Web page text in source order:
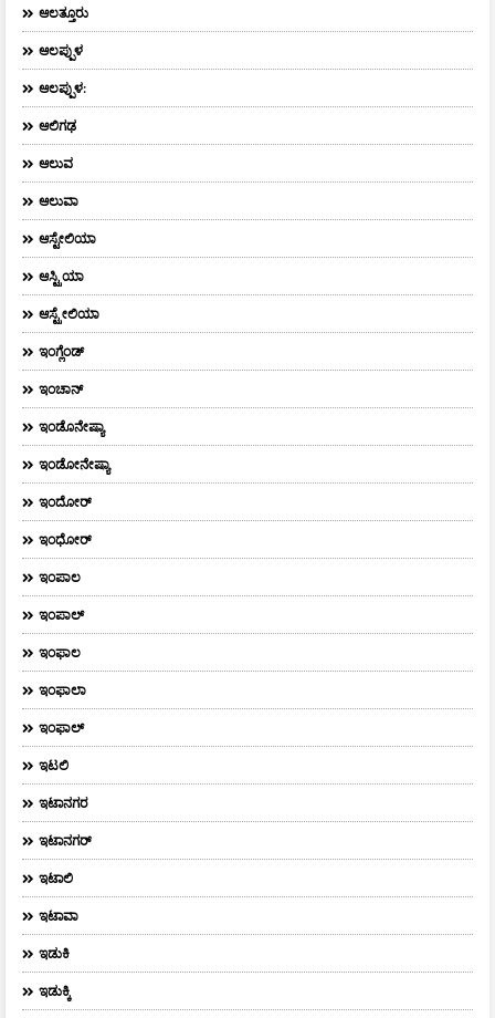
ಆಲತ್ತೂರು
ಆಲಪ್ಪುಳ
ಆಲಪ್ಪುಳ:
ಆಲಿಗಢ
ಆಲುವ
ಆಲುವಾ
ಆಸ್ಟೇಲಿಯಾ
ಆಸ್ಟ್ರಿಯಾ
ಆಸ್ಟ್ರೇಲಿಯಾ
ಇಂಗ್ಲೆಂಡ್
ಇಂಚಾನ್
ಇಂಡೊನೇಷ್ಯಾ
ಇಂಡೋನೇಷ್ಯಾ
ಇಂದೋರ್
ಇಂಧೋರ್
ಇಂಪಾಲ
ಇಂಪಾಲ್‌
ಇಂಫಾಲ
ಇಂಫಾಲಾ
ಇಂಫಾಲ್
ಇಟಲಿ
ಇಟಾನಗರ
ಇಟಾನಗರ್‌
ಇಟಾಲಿ
ಇಟಾವಾ
ಇಡುಕಿ
ಇಡುಕ್ಕಿ